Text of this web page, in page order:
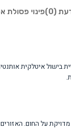
(0) פינוי פסולת
על החום.